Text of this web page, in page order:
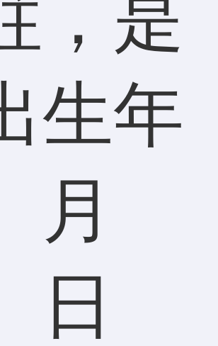
，是
生年
月
日